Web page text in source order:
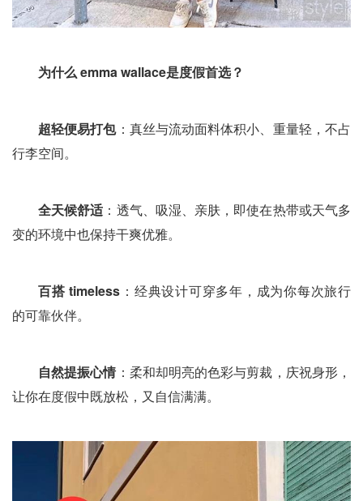
为什么 emma wallace是度假首选？
超轻便易打包：真丝与流动面料体积小、重量轻，不占
行李空间。
全天候舒适 ：透气、吸湿、亲肤，即使在热带或天气多
变的环境中也保持干爽优雅。
百搭 timeless ：经典设计可穿多年，成为你每次旅行
的可靠伙伴。
自然提振心情：柔和却明亮的色彩与剪裁，庆祝身形，
让你在度假中既放松，又自信满满。